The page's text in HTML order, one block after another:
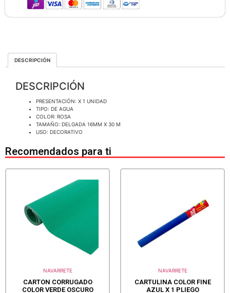
DESCRIPCIÓN
DESCRIPCIÓN
PRESENTACIÓN: X 1 UNIDAD
TIPO: DE AGUA
COLOR: ROSA
TAMAÑO: DELGADA 16MM X 30 M
USO: DECORATIVO
Recomendados para ti
NAVARRETE
CARTON CORRUGADO
COLOR VERDE OSCURO
NAVARRETE
CARTULINA COLOR FINE
AZUL X 1 PLIEGO